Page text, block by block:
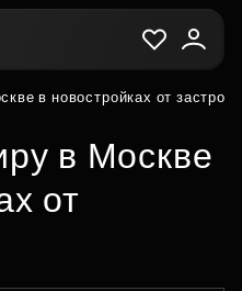
в новостройках от
в Москве
от